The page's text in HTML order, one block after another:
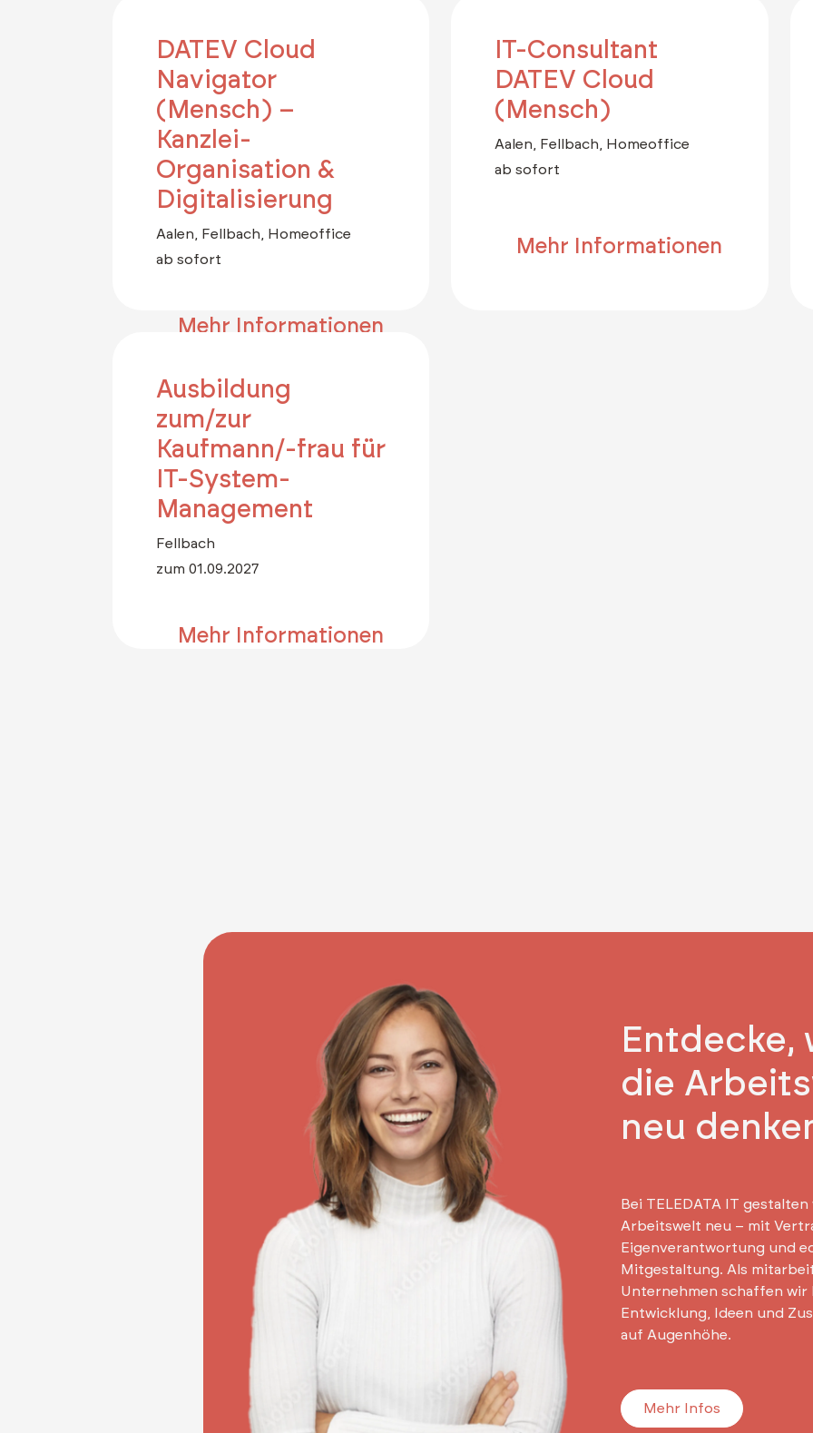
DATEV Cloud
Navigator
(Mensch) –
Kanzlei-
Organisation &
Digitalisierung
Aalen, Fellbach, Homeoffice
ab sofort
Mehr Informationen
IT-Consultant
DATEV Cloud
(Mensch)
Aalen, Fellbach, Homeoffice
ab sofort
Mehr Informationen
Ausbildung
zum/zur
Kaufmann/-frau für
IT-System-
Management
Fellbach
zum 01.09.2027
Mehr Informationen
Entdecke,
die
neu
Bei TELEDATA IT gestalten
Arbeitswelt neu – mit
Eigenverantwortung und
Mitgestaltung. Als
Unternehmen schaffen wir
Entwicklung, Ideen und
auf Augenhöhe.
Mehr Infos